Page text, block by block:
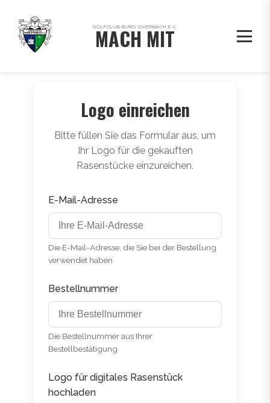
GOLFCLUB BURG OVERBACH E.V.
MACH MIT
Logo einreichen
Bitte füllen Sie das Formular aus, um
Ihr Logo für die gekauften
Rasenstücke einzureichen.
E-Mail-Adresse
Die E-Mail-Adresse, die Sie bei der Bestellung
verwendet haben
Bestellnummer
Die Bestellnummer aus Ihrer
Bestellbestätigung
Logo für digitales Rasenstück
hochladen